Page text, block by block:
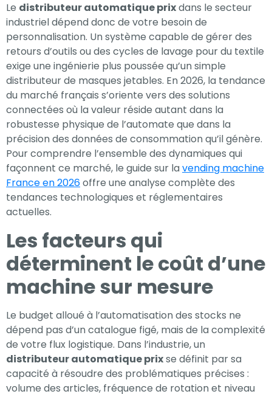
Le distributeur automatique prixdans le secteur
industriel dépend donc de votre besoin de
personnalisation. Un système capable de gérer des
retours d’outils ou des cycles de lavage pour du textile
exige une ingénierie plus poussée qu’un simple
distributeur de masques jetables. En 2026, la tendance
du marché français s’oriente vers des solutions
connectées où la valeur réside autant dans la
robustesse physique de l’automate que dans la
précision des données de consommation qu’il génère.
Pour comprendre l’ensemble des dynamiques qui
façonnent ce marché, le guide sur lavending machine
France en 2026offre une analyse complète des
tendances technologiques et réglementaires
actuelles.
Les facteurs qui
déterminent le coût d’une
machine sur mesure
Le budget alloué à l’automatisation des stocks ne
dépend pas d’un catalogue figé, mais de la complexité
de votre flux logistique. Dans l’industrie, un
distributeur automatique prixse définit par sa
capacité à résoudre des problématiques précises :
volume des articles, fréquence de rotation et niveau